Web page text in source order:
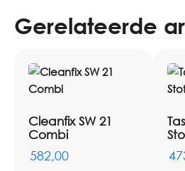
Gerelateerde
Cleanfix SW 21
Combi
582,00